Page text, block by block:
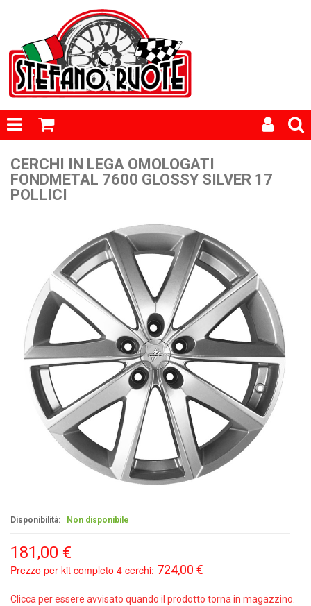
CERCHI IN LEGA OMOLOGATI
FONDMETAL 7600 GLOSSY SILVER 17
POLLICI
Disponibilità: Non disponibile
181,00 €
Prezzo per kit completo 4 cerchi: 724,00 €
Clicca per essere avvisato quando il prodotto torna in magazzino.